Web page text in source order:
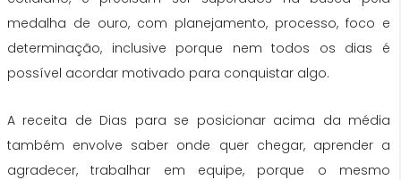
medalha de ouro, com planejamento, processo, foco e
determinação, inclusive porque nem todos os dias é
possível acordar motivado para conquistar algo.
A receita de Dias para se posicionar acima da média
também envolve saber onde quer chegar, aprender a
agradecer, trabalhar em equipe, porque o mesmo